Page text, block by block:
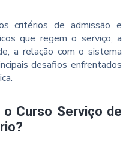
critérios de admissão e
que regem o serviço, a
a relação com o sistema
desafios enfrentados
Curso Serviço de